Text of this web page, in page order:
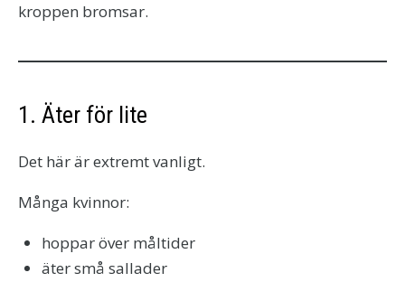
kroppen bromsar.
1. Äter för lite
Det här är extremt vanligt.
Många kvinnor:
hoppar över måltider
äter små sallader